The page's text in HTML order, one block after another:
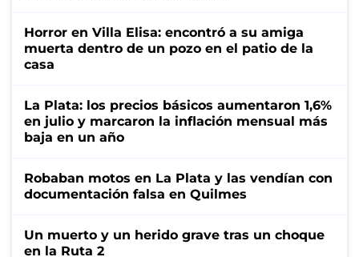
Horror en Villa Elisa: encontró a su amiga
muerta dentro de un pozo en el patio de la
casa
La Plata: los precios básicos aumentaron 1,6%
en julio y marcaron la inflación mensual más
baja en un año
Robaban motos en La Plata y las vendían con
documentación falsa en Quilmes
Un muerto y un herido grave tras un choque
en la Ruta 2